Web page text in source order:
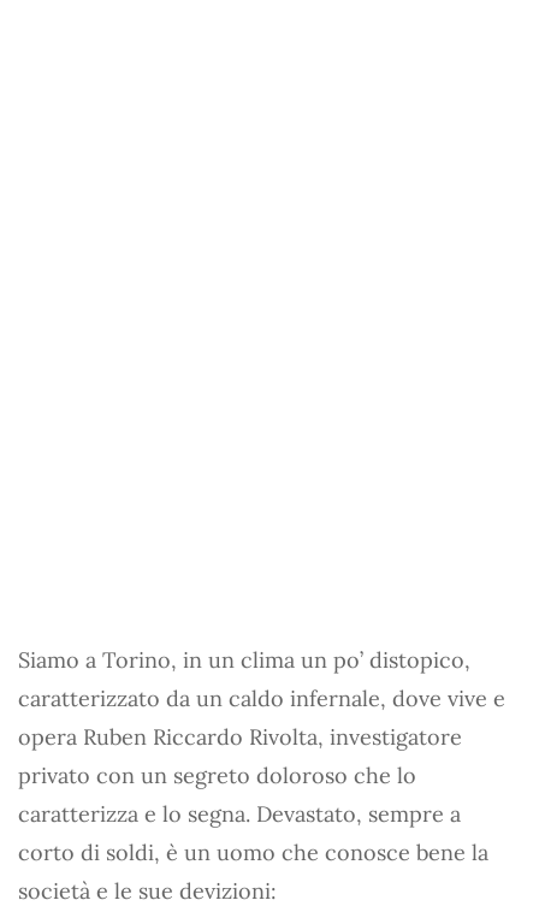
Siamo a Torino, in un clima un po’ distopico,
caratterizzato da un caldo infernale, dove vive e
opera Ruben Riccardo Rivolta, investigatore
privato con un segreto doloroso che lo
caratterizza e lo segna. Devastato, sempre a
corto di soldi, è un uomo che conosce bene la
società e le sue devizioni: